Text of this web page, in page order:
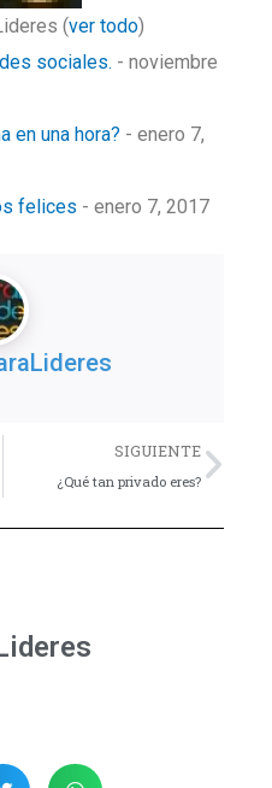
(ver todo)
sociales. - noviembre
en una hora? - enero 7,
felices - enero 7, 2017
SIGUIENTE
¿Qué tan privado eres?